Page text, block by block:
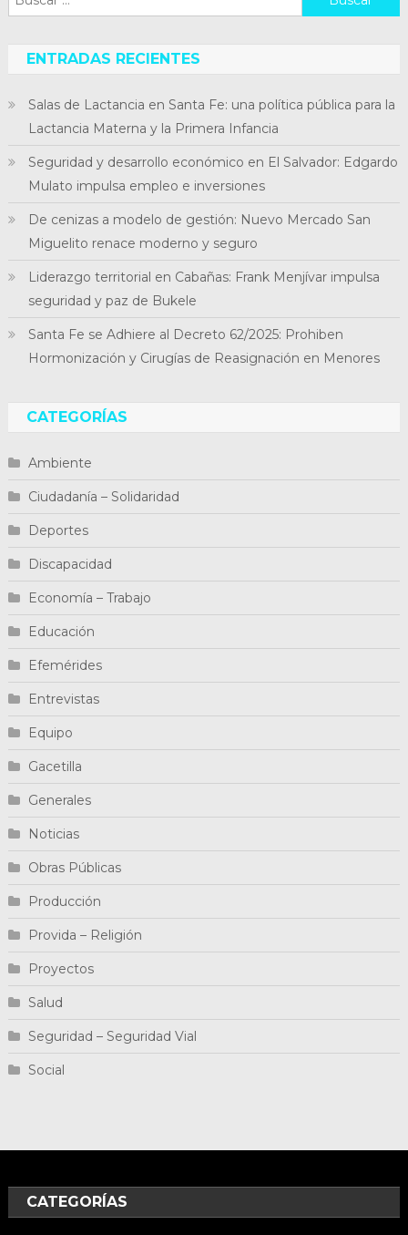
ENTRADAS RECIENTES
Salas de Lactancia en Santa Fe: una política pública para la
Lactancia Materna y la Primera Infancia
Seguridad y desarrollo económico en El Salvador: Edgardo
Mulato impulsa empleo e inversiones
De cenizas a modelo de gestión: Nuevo Mercado San
Miguelito renace moderno y seguro
Liderazgo territorial en Cabañas: Frank Menjívar impulsa
seguridad y paz de Bukele
Santa Fe se Adhiere al Decreto 62/2025: Prohiben
Hormonización y Cirugías de Reasignación en Menores
CATEGORÍAS
Ambiente
Ciudadanía – Solidaridad
Deportes
Discapacidad
Economía – Trabajo
Educación
Efemérides
Entrevistas
Equipo
Gacetilla
Generales
Noticias
Obras Públicas
Producción
Provida – Religión
Proyectos
Salud
Seguridad – Seguridad Vial
Social
CATEGORÍAS